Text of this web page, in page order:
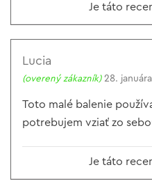
Je táto
Lucia
(overený zákazník) 28.
Toto malé balenie
potrebujem vziať zo
Je táto